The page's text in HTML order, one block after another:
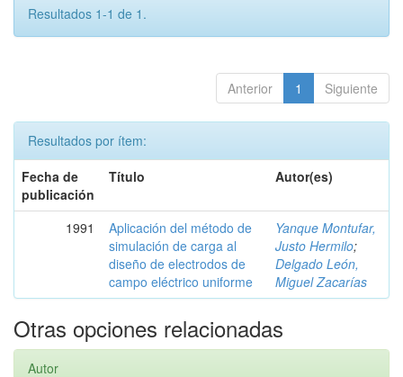
Resultados 1-1 de 1.
Anterior 1 Siguiente
Resultados por ítem:
Fecha de
publicación
Título Autor(es)
1991
Aplicación del método de
simulación de carga al
diseño de electrodos de
campo eléctrico uniforme
Yanque Montufar,
Justo Hermilo;
Delgado León,
Miguel Zacarías
Otras opciones relacionadas
Autor